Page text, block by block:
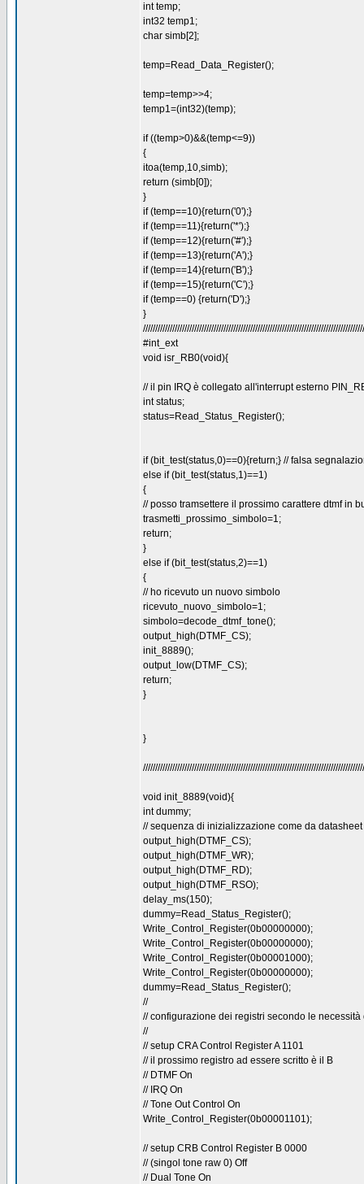
int temp;
int32 temp1;
char simb[2];
temp=Read_Data_Register();
temp=temp>>4;
temp1=(int32)(temp);
if ((temp>0)&&(temp<=9))
{
itoa(temp,10,simb);
return (simb[0]);
}
if (temp==10){return('0');}
if (temp==11){return('*');}
if (temp==12){return('#');}
if (temp==13){return('A');}
if (temp==14){return('B');}
if (temp==15){return('C');}
if (temp==0) {return('D');}
}
#int_ext
void isr_RB0(void){
// il pin IRQ è collegato all'interrupt esterno
int status;
status=Read_Status_Register();
if (bit_test(status,0)==0){return;} // falsa
else if (bit_test(status,1)==1)
{
// posso tramsettere il prossimo carattere dtmf in
trasmetti_prossimo_simbolo=1;
return;
}
else if (bit_test(status,2)==1)
{
// ho ricevuto un nuovo simbolo
ricevuto_nuovo_simbolo=1;
simbolo=decode_dtmf_tone();
output_high(DTMF_CS);
init_8889();
output_low(DTMF_CS);
return;
}
}
void init_8889(void){
int dummy;
// sequenza di inizializzazione come da datasheet
output_high(DTMF_CS);
output_high(DTMF_WR);
output_high(DTMF_RD);
output_high(DTMF_RSO);
delay_ms(150);
dummy=Read_Status_Register();
Write_Control_Register(0b00000000);
Write_Control_Register(0b00000000);
Write_Control_Register(0b00001000);
Write_Control_Register(0b00000000);
dummy=Read_Status_Register();
//
// configurazione dei registri secondo le
//
// setup CRA Control Register A 1101
// il prossimo registro ad essere scritto è il B
// DTMF On
// IRQ On
// Tone Out Control On
Write_Control_Register(0b00001101);
// setup CRB Control Register B 0000
// (singol tone raw 0) Off
// Dual Tone On